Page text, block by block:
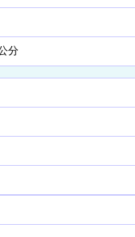
分